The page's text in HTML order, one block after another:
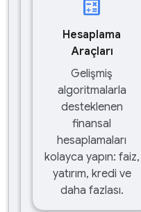
calculate
Hesaplama
Araçları
Gelişmiş
algoritmalarla
desteklenen
finansal
hesaplamaları
kolayca yapın: faiz,
yatırım, kredi ve
daha fazlası.